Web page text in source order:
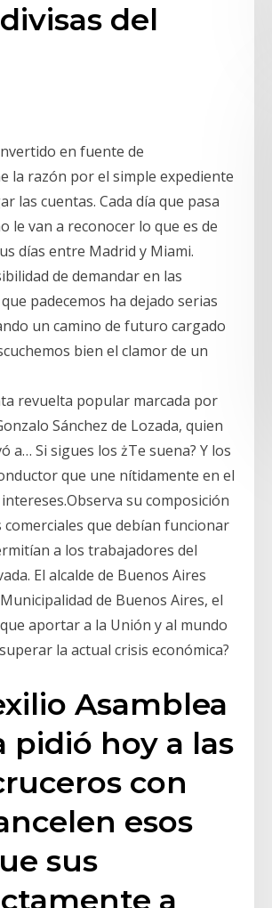
del
en fuente de
la razón por el simple expediente
las cuentas. Cada día que pasa
le van a reconocer lo que es de
días entre Madrid y Miami.
de demandar en las
padecemos ha dejado serias
un camino de futuro cargado
bien el clamor de un
revuelta popular marcada por
Sánchez de Lozada, quien
a… Si sigues los żTe suena? Y los
que une nítidamente en el
su composición
que debían funcionar
a los trabajadores del
El alcalde de Buenos Aires
de Buenos Aires, el
aportar a la Unión y al mundo
la actual crisis económica?
Asamblea
pidió hoy a las
con
esos
sus
a